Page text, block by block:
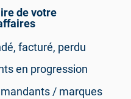
de votre
facturé, perdu
en progression
/ marques